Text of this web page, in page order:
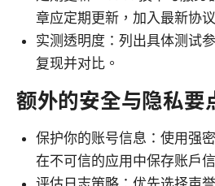
章应定期更新，加入最新协
实测透明度：列出具体测试
复现并对比。
额外的安全与隐私要
保护你的账号信息：使用强
在不可信的应用中保存账户信